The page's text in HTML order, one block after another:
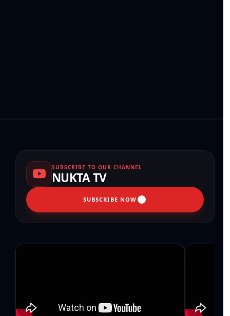
SUBSCRIBE TO OUR CHANNEL
NUKTA TV
SUBSCRIBE NOW